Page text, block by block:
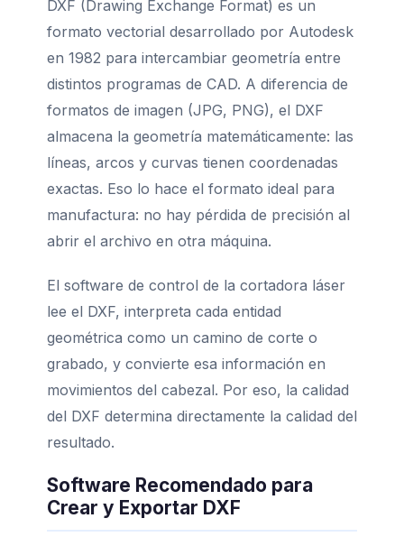
DXF (Drawing Exchange Format) es un
formato vectorial desarrollado por Autodesk
en 1982 para intercambiar geometría entre
distintos programas de CAD. A diferencia de
formatos de imagen (JPG, PNG), el DXF
almacena la geometría matemáticamente: las
líneas, arcos y curvas tienen coordenadas
exactas. Eso lo hace el formato ideal para
manufactura: no hay pérdida de precisión al
abrir el archivo en otra máquina.
El software de control de la cortadora láser
lee el DXF, interpreta cada entidad
geométrica como un camino de corte o
grabado, y convierte esa información en
movimientos del cabezal. Por eso, la calidad
del DXF determina directamente la calidad del
resultado.
Software Recomendado para
Crear y Exportar DXF